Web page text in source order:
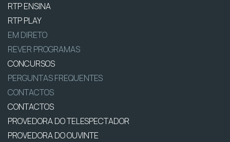
RTP ENSINA
RTP PLAY
EM DIRETO
REVER PROGRAMAS
CONCURSOS
PERGUNTAS FREQUENTES
CONTACTOS
CONTACTOS
PROVEDORA DO TELESPECTADOR
PROVEDORA DO OUVINTE